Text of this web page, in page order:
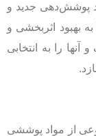
پوشش‌دهی جدید و
بهبود اثربخشی و
را به انتخابی
از مواد پوششی